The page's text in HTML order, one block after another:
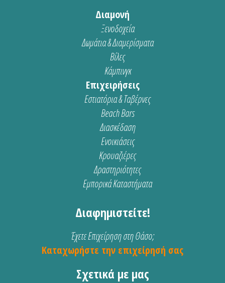
Διαμονή
Ξενοδοχεία
Δωμάτια & Διαμερίσματα
Βίλες
Κάμπινγκ
Επιχειρήσεις
Εστιατόρια & Ταβέρνες
Beach Bars
Διασκέδαση
Ενοικιάσεις
Κρουαζιέρες
Δραστηριότητες
Εμπορικά Καταστήματα
Διαφημιστείτε!
Έχετε Επιχείρηση στη Θάσο;
Καταχωρήστε την επιχείρησή σας
Σχετικά με μας